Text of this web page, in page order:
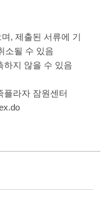
, 제출된 서류에 기
소될 수 있음
하지 않을 수 있음
플라자 잠원센터